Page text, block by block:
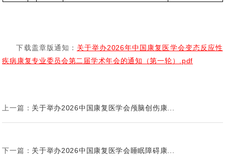
下载盖章版通知： 关于举办2026年中国康复医学会变态反应性
疾病康复专业委员会第二届学术年会的通知（第一轮）.pdf
上一篇： 关于举办2026中国康复医学会颅脑创伤康...
下一篇： 关于举办2026中国康复医学会睡眠障碍康...